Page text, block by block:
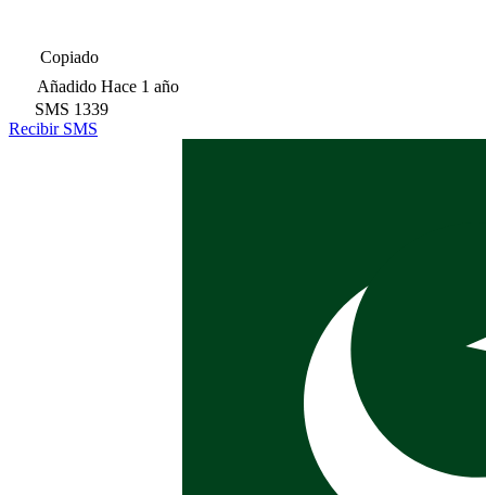
Copiado
Añadido Hace 1 año
SMS 1339
Recibir SMS